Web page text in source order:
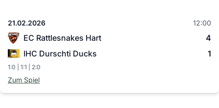
21.02.2026 12:00
EC Rattlesnakes Hart
4
IHC Durschti Ducks
1
1:0 | 1:1 | 2:0
Zum Spiel